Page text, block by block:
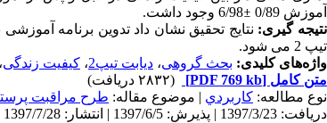
آموزش 0/89
±6/98 وجود
داشت.
نتیجه گیری: نتایج تحقیق نشان داد تدوین برنامه
تیپ 2 می شود.
واژه‌های کلیدی: بحث گروهی، دیابت تیپ2 ، کیفیت زندگی،
متن کامل [PDF 769 kb]
(۲۸۳۲ دریافت)
نوع مطالعه: كاربردي | موضوع مقاله: طرح مراقبت
دریافت: 1397/3/23 | پذیرش: 1397/6/5 | انتشار: 1397/7/28